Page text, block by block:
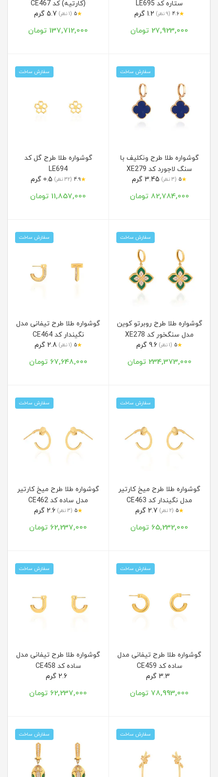
ستاره کد LE695
★
4.6 (9 نظر)
27,923,000 تومان
(کارتیه) کد CE467
★
5 (1 نظر)
137,712,000 تومان
سفارش ساخت
گوشواره طلا طرح ونکلیف با
سنگ لاجورد کد XE279
★
5 (3 نظر)
82,784,000 تومان
سفارش ساخت
گوشواره طلا طرح گل کد
LE694
★
4.9 (32 نظر)
11,857,000 تومان
سفارش ساخت
گوشواره طلا طرح روبرتو کوین
مدل سنگخور کد XE278
★
5 (1 نظر)
234,373,000 تومان
سفارش ساخت
گوشواره طلا طرح تیفانی مدل
نگیندار کد CE464
★
5 (1 نظر)
67,648,000 تومان
سفارش ساخت
گوشواره طلا طرح میخ کارتیر
مدل نگیندار کد CE463
★
5 (2 نظر)
65,232,000 تومان
سفارش ساخت
گوشواره طلا طرح میخ کارتیر
مدل ساده کد CE462
★
5 (3 نظر) 2.6 گرم
62,237,000 تومان
سفارش ساخت
گوشواره طلا طرح تیفانی مدل
ساده کد CE459
78,993,000 تومان
سفارش ساخت
گوشواره طلا طرح تیفانی مدل
ساده کد CE458
62,237,000 تومان
سفارش ساخت سفارش ساخت